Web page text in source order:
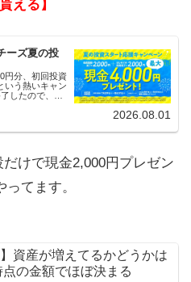
える】
ーズ夏の投
円分、初回投資
いう熱いキャン
したので、使
2026.08.01
けで現金2,000円プレゼン
てます。
】資産が増えてるかどうかは
の金額でほぼ決まる